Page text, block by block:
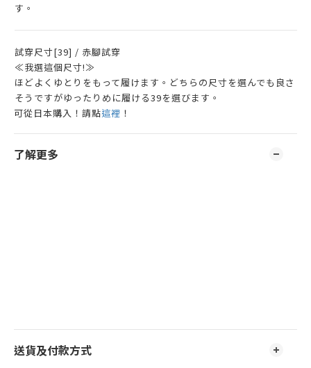
す。
試穿尺寸[39] / 赤腳試穿
≪我選這個尺寸!≫
ほどよくゆとりをもって履けます。どちらの尺寸を選んでも良さ
そうですがゆったりめに履ける39を選びます。
可從日本購入！請點這裡 ！
了解更多
送貨及付款方式